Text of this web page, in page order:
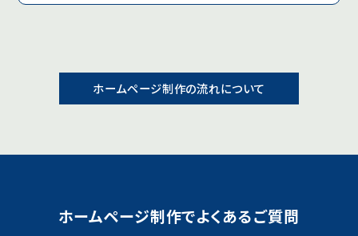
ホームページ制作の流れについて
ホームページ制作でよくあるご質問